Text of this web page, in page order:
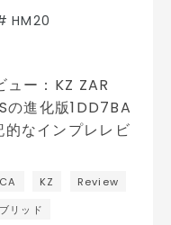
KZ
Review
リッド
HM20